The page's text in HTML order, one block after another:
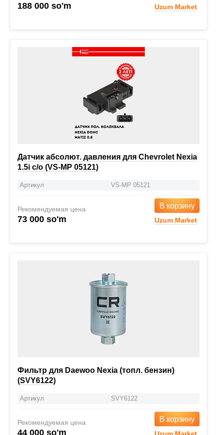
188 000 so'm Uzum Market
Датчик абсолют. давления для Chevrolet Nexia
1.5i с/о (VS-MP 05121)
Артикул VS-MP 05121
Рекомендуемая цена
73 000 so'm
В корзину
Uzum Market
Фильтр для Daewoo Nexia (топл. бензин)
(SVY6122)
Артикул SVY6122
Рекомендуемая цена
44 000 so'm
В корзину
Uzum Market